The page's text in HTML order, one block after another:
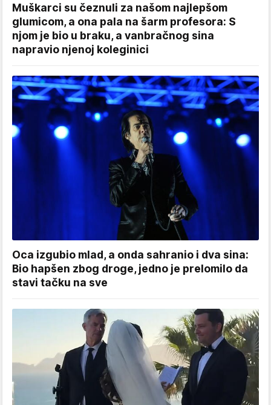
Muškarci su čeznuli za našom najlepšom
glumicom, a ona pala na šarm profesora: S
njom je bio u braku, a vanbračnog sina
napravio njenoj koleginici
Oca izgubio mlad, a onda sahranio i dva sina:
Bio hapšen zbog droge, jedno je prelomilo da
stavi tačku na sve